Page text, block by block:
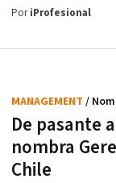
PoriProfesional
De pasante
nombra
Chile
MANAGEMENT /